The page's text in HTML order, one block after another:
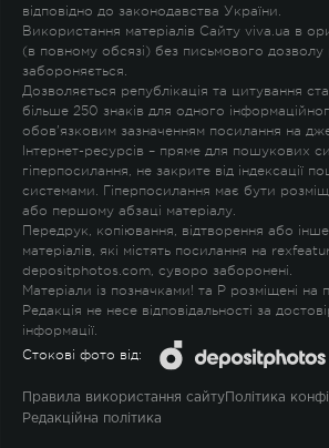
відповідно до законодавства України.
Використання матеріалів Сайту viva.ua в
(в повному обсязі) без письмового дозволу
забороняється.
Дозволяється републікація та цитування
більше 250 знаків для одного
обов'язковим зазначенням посилання на
Інтернет-ресурсів – пряме для пошукових
гіперпосилання, не закрите від індексації
системами. Гіперпосилання має бути
або першому абзаці матеріалу.
Передрук, копіювання, відтворення або
матеріалів, які містять посилання на
depositphotos.com, суворо заборонені.
Матеріали із позначками! та P розміщені на
Редакція не несе відповідальності за
інформації.
Стокові фото від:
Правила використання сайту Політика
Редакційна політика